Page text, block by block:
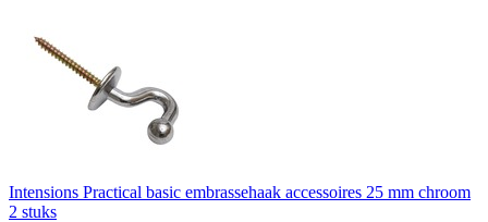
Intensions Practical basic embrassehaak accessoires 25 mm chroom
2 stuks